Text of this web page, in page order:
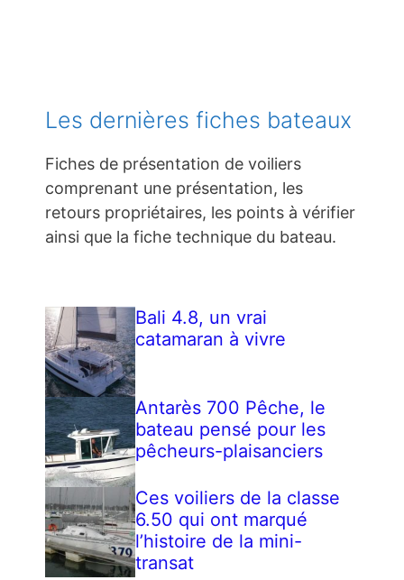
Les dernières fiches bateaux
Fiches de présentation de voiliers
comprenant une présentation, les
retours propriétaires, les points à vérifier
ainsi que la fiche technique du bateau.
Bali 4.8, un vrai
catamaran à vivre
Antarès 700 Pêche, le
bateau pensé pour les
pêcheurs-plaisanciers
Ces voiliers de la classe
6.50 qui ont marqué
l’histoire de la mini-
transat